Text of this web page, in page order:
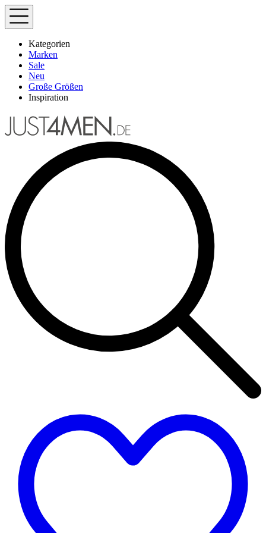
Kategorien
Marken
Sale
Neu
Große Größen
Inspiration